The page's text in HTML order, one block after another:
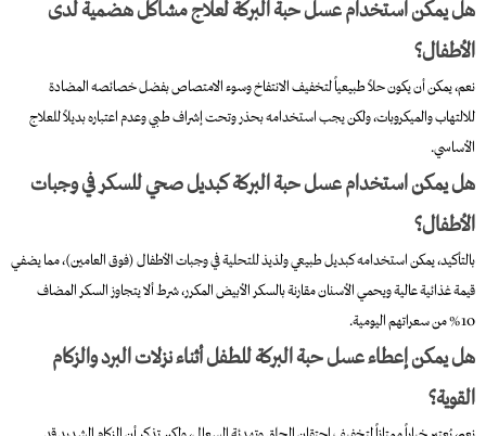
هل يمكن استخدام عسل حبة البركة لعلاج مشاكل هضمية لدى
الأطفال؟
نعم، يمكن أن يكون حلاً طبيعياً لتخفيف الانتفاخ وسوء الامتصاص بفضل خصائصه المضادة
للالتهاب والميكروبات، ولكن يجب استخدامه بحذر وتحت إشراف طبي وعدم اعتباره بديلاً للعلاج
الأساسي.
هل يمكن استخدام عسل حبة البركة كبديل صحي للسكر في وجبات
الأطفال؟
بالتأكيد، يمكن استخدامه كبديل طبيعي ولذيذ للتحلية في وجبات الأطفال (فوق العامين)، مما يضفي
قيمة غذائية عالية ويحمي الأسنان مقارنة بالسكر الأبيض المكرر، شرط ألا يتجاوز السكر المضاف
10% من سعراتهم اليومية.
هل يمكن إعطاء عسل حبة البركة للطفل أثناء نزلات البرد والزكام
القوية؟